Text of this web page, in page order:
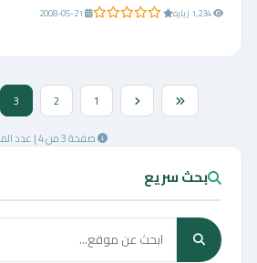
0.0 من 5 نجوم 2008-05-21
صفحة 3 من 4 | عدد المواقع: 65
بحث سريع